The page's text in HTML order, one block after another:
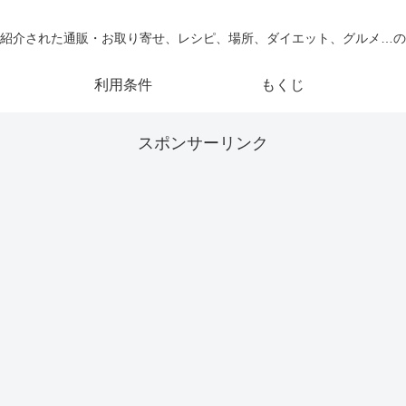
介された通販・お取り寄せ、レシピ、場所、ダイエット、グルメ…
利用条件 もくじ
スポンサーリンク